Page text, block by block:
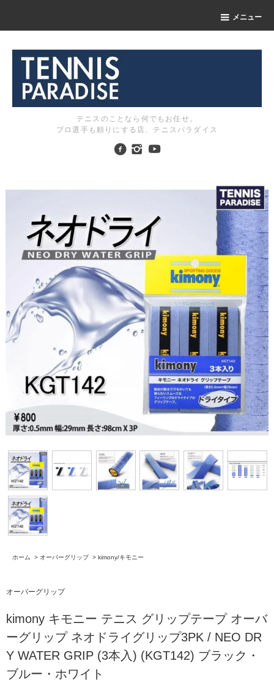
メニュー
テニスのことなら何でもお任せ。
プロ選手も頼りにする店、テニスパラダイス
ホーム > オーバーグリップ > kimony/キモニー
オーバーグリップ
kimony キモニー テニス グリップテープ オーバ
ーグリップ ネオドライグリップ3PK / NEO DR
Y WATER GRIP (3本入) (KGT142) ブラック・
ブルー・ホワイト